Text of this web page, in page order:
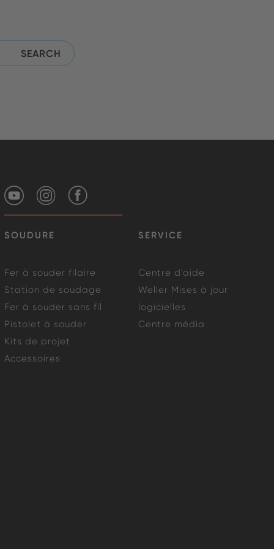
SOUDURE SERVICE
Fer à souder filaire
Station de soudage
Fer à souder sans fil
Pistolet à souder
Kits de projet
Accessoires
Centre d'aide
Weller Mises à jour
logicielles
Centre média